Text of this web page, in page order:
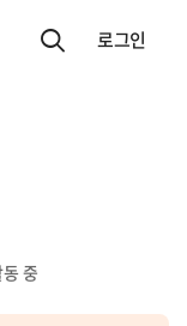
로그인
중